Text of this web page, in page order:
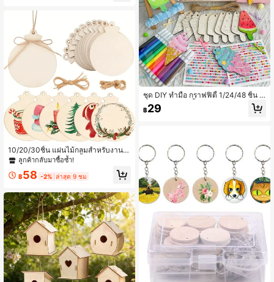
น, ฮาโลวีน, คริสต์มาส, วัสดุงานฝีมือ, ง
านศิลปะ, ตกแต่งงานปาร์ตี้, งานฝีมือผู้ใ
หญ่, ตกแต่งบ้านวินเทจ, แผ่นไม้ธรรมช
าติ
10/20/30ชิ้น แผ่นไม้กลมสำหรับงานฝี
มือ, แผ่นไม้ขนาด 4.3 นิ้ว พร้อมเชือกย
าว 10 เมตร, สำหรับตกแต่งงานฝีมือ, เค
รื่องประดับไม้ DIY แขวน, งานเพ้นท์ DI
บคุณพระเจ้า
ลูกค้ากลับมาซื้อซ้ำ!
฿58 -2% ล่าสุด 9 ชม
ชุด DIY ทำมือ กราฟฟิตี้ 1/24/48 ชิ้น ป
ระกอบด้วย 24 ชิ้นไม้ประดับ 12 ปากกา
เมจิก 2 สติกเกอร์อัญมณี และเชือกแขว
฿29